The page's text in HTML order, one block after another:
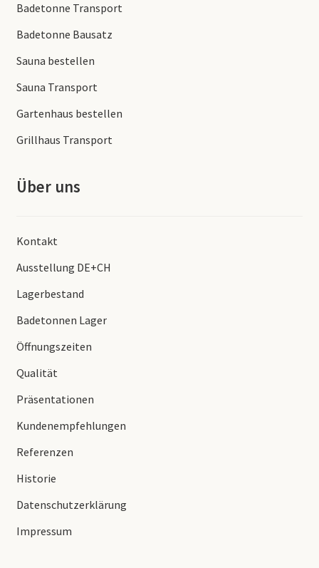
Badetonne Transport
Badetonne Bausatz
Sauna bestellen
Sauna Transport
Gartenhaus bestellen
Grillhaus Transport
Über uns
Kontakt
Ausstellung DE+CH
Lagerbestand
Badetonnen Lager
Öffnungszeiten
Qualität
Präsentationen
Kundenempfehlungen
Referenzen
Historie
Datenschutzerklärung
Impressum